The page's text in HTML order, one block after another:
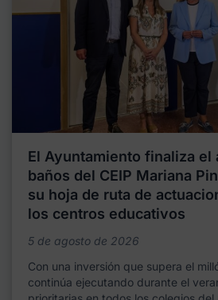
El Ayuntamiento finaliza el
baños del CEIP Mariana
su hoja de ruta de
los centros educativos
5 de agosto de 2026
Con una inversión que supera el
continúa ejecutando durante el